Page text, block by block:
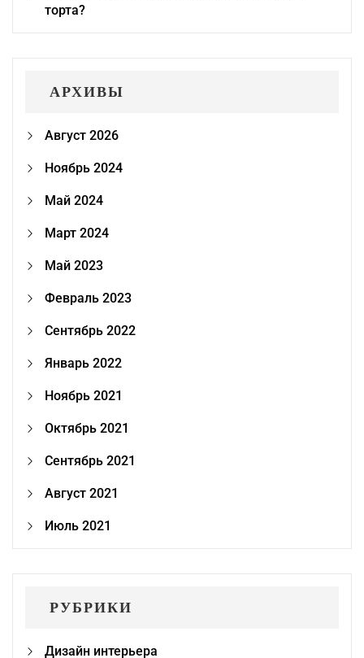
торта?
АРХИВЫ
Август 2026
Ноябрь 2024
Май 2024
Март 2024
Май 2023
Февраль 2023
Сентябрь 2022
Январь 2022
Ноябрь 2021
Октябрь 2021
Сентябрь 2021
Август 2021
Июль 2021
РУБРИКИ
Дизайн интерьера